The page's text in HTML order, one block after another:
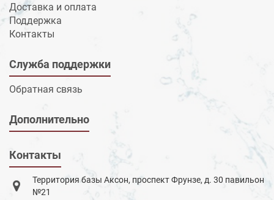
Доставка и оплата
Поддержка
Контакты
Служба поддержки
Обратная связь
Дополнительно
Контакты
Территория базы Аксон, проспект Фрунзе, д. 30 павильон
№21